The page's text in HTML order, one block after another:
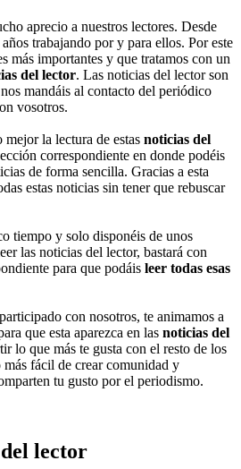
aprecio a nuestros lectores. Desde
trabajando por y para ellos. Por este
más importantes y que tratamos con un
del lector. Las noticias del lector son
mandáis al contacto del periódico
vosotros.
la lectura de estas noticias del
correspondiente en donde podéis
de forma sencilla. Gracias a esta
estas noticias sin tener que rebuscar
tiempo y solo disponéis de unos
las noticias del lector, bastará con
para que podáis leer todas esas
con nosotros, te animamos a
que esta aparezca en las noticias del
lo que más te gusta con el resto de los
fácil de crear comunidad y
tu gusto por el periodismo.
lector